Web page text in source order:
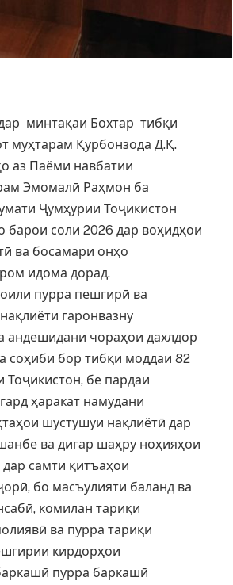
минтақаи Бохтар тибқи
муҳтарам Қурбонзода Д.Қ.
аз Паёми навбатии
Эмомалӣ Раҳмон ба
Ҷумҳурии Тоҷикистон
барои соли 2026 дар воҳидҳои
ва босамари онҳо
идома дорад.
пурра пешгирӣ ва
гаронвазну
андешидани чораҳои дахлдор
соҳиби бор тибқи моддаи 82
бе пардаи
ҳаракат намудани
шустушуи нақлиётӣ дар
ва дигар шаҳру ноҳияҳои
самти қитъаҳои
бо масъулияти баланд ва
комилан тариқи
ва пурра тариқи
кирдорҳои
пурра баркашӣ